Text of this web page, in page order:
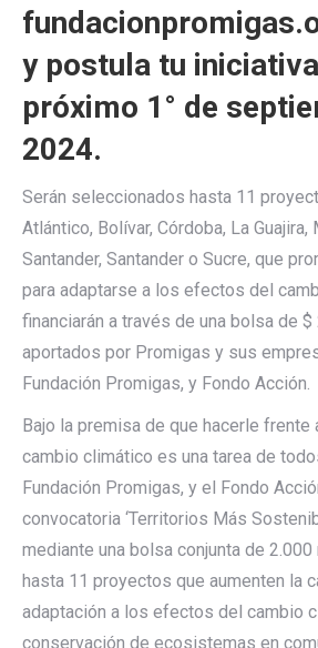
y postula tu
próximo 1° de
2024.
Serán seleccionados hasta 11
Atlántico, Bolívar, Córdoba, La
Santander, Santander o Sucre, que
para adaptarse a los efectos del
financiarán a través de una bolsa de
aportados por Promigas y sus
Fundación Promigas, y Fondo Acción.
Bajo la premisa de que hacerle
cambio climático es una tarea de
Fundación Promigas, y el Fondo
convocatoria ‘Territorios Más
mediante una bolsa conjunta de
hasta 11 proyectos que aumenten la
adaptación a los efectos del cambio
conservación de ecosistemas en